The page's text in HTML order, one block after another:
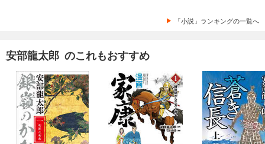
「小説」ランキングの一覧へ
安部龍太郎 のこれもおすすめ